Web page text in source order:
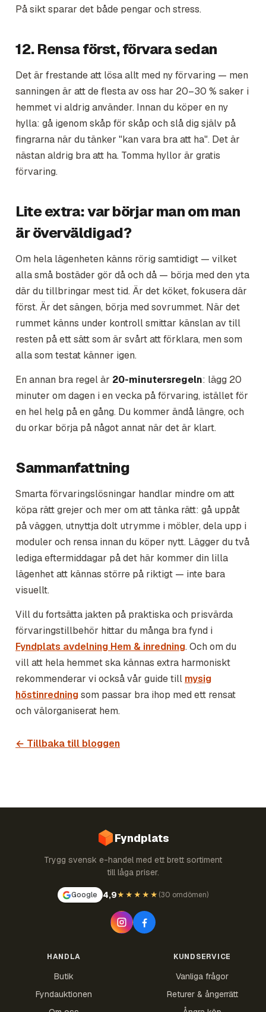
På sikt sparar det både pengar och stress.
12. Rensa först, förvara sedan
Det är frestande att lösa allt med ny förvaring — men
sanningen är att de flesta av oss har 20–30 % saker i
hemmet vi aldrig använder. Innan du köper en ny
hylla: gå igenom skåp för skåp och slå dig själv på
fingrarna när du tänker "kan vara bra att ha". Det är
nästan aldrig bra att ha. Tomma hyllor är gratis
förvaring.
Lite extra: var börjar man om man
är överväldigad?
Om hela lägenheten känns rörig samtidigt — vilket
alla små bostäder gör då och då — börja med den yta
där du tillbringar mest tid. Är det köket, fokusera där
först. Är det sängen, börja med sovrummet. När det
rummet känns under kontroll smittar känslan av till
resten på ett sätt som är svårt att förklara, men som
alla som testat känner igen.
En annan bra regel är 20-minutersregeln: lägg 20
minuter om dagen i en vecka på förvaring, istället för
en hel helg på en gång. Du kommer ändå längre, och
du orkar börja på något annat när det är klart.
Sammanfattning
Smarta förvaringslösningar handlar mindre om att
köpa rätt grejer och mer om att tänka rätt: gå uppåt
på väggen, utnyttja dolt utrymme i möbler, dela upp i
moduler och rensa innan du köper nytt. Lägger du två
lediga eftermiddagar på det här kommer din lilla
lägenhet att kännas större på riktigt — inte bara
visuellt.
Vill du fortsätta jakten på praktiska och prisvärda
förvaringstillbehör hittar du många bra fynd i
Fyndplats avdelning Hem & inredning. Och om du
vill att hela hemmet ska kännas extra harmoniskt
rekommenderar vi också vår guide till mysig
höstinredningsom passar bra ihop med ett rensat
och välorganiserat hem.
← Tillbaka till bloggen
Fyndplats
Trygg svensk e-handel med ett brett sortiment
till låga priser.
Google 4,9★★★★★ (30 omdömen)
HANDLA
Butik
Fyndauktionen
KUNDSERVICE
Vanliga frågor
Returer & ångerrätt